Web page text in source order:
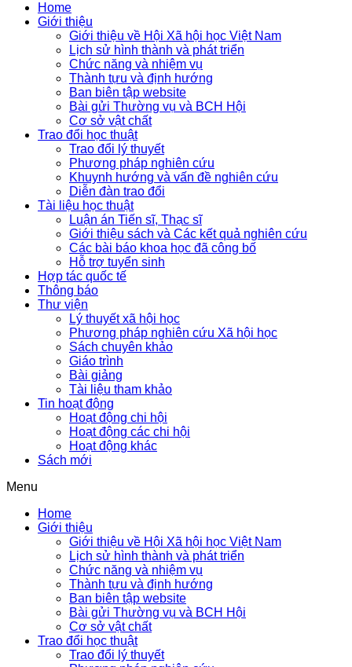
Home
Giới thiệu
Giới thiệu về Hội Xã hội học Việt Nam
Lịch sử hình thành và phát triển
Chức năng và nhiệm vụ
Thành tựu và định hướng
Ban biên tập website
Bài gửi Thường vụ và BCH Hội
Cơ sở vật chất
Trao đổi học thuật
Trao đổi lý thuyết
Phương pháp nghiên cứu
Khuynh hướng và vấn đề nghiên cứu
Diễn đàn trao đổi
Tài liệu học thuật
Luận án Tiến sĩ, Thạc sĩ
Giới thiệu sách và Các kết quả nghiên cứu
Các bài báo khoa học đã công bố
Hỗ trợ tuyển sinh
Hợp tác quốc tế
Thông báo
Thư viện
Lý thuyết xã hội học
Phương pháp nghiên cứu Xã hội học
Sách chuyên khảo
Giáo trình
Bài giảng
Tài liệu tham khảo
Tin hoạt động
Hoạt động chi hội
Hoạt động các chi hội
Hoạt động khác
Sách mới
Menu
Home
Giới thiệu
Giới thiệu về Hội Xã hội học Việt Nam
Lịch sử hình thành và phát triển
Chức năng và nhiệm vụ
Thành tựu và định hướng
Ban biên tập website
Bài gửi Thường vụ và BCH Hội
Cơ sở vật chất
Trao đổi học thuật
Trao đổi lý thuyết